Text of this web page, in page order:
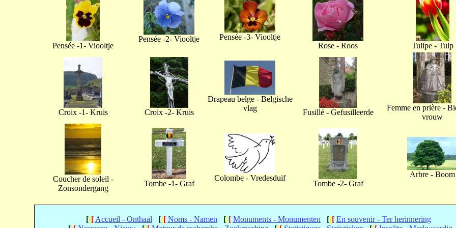
Pensée -1- Viooltje
Pensée -2- Viooltje
Pensée -3- Viooltje
Rose - Roos
Tulipe - Tulp
Croix -1- Kruis Croix -2- Kruis
Drapeau belge - Belgische
vlag
Fusillé - Gefusilleerde
Femme en prière -
vrouw
Coucher de soleil -
Zonsondergang
Tombe -1- Graf
Colombe - Vredesduif
Tombe -2- Graf
Arbre - Boom
[[[ Accueil - Onthaal [[[ Noms - Namen [[[ Monuments - Monumenten [[[ En souvenir - Ter herinnering